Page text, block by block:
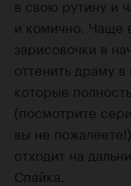
в свою рутину и
и комично. Чаще
зарисовочки в
оттенить драму
которые
(посмотрите
вы не
отходит на
Спайка.